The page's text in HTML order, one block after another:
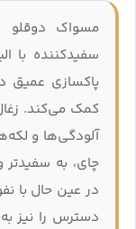
سفیدکننده با
پاکسازی عمیق
کمک می‌کند.
آلودگی‌ها و
چای، به
در عین حال با
دسترس را نیز